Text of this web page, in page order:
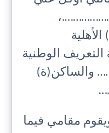
الوطنية
والساكن(ة)
مقامي فيما